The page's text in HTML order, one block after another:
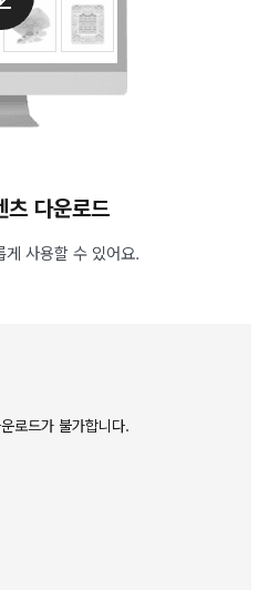
츠 다운로드
게 사용할 수 있어요.
로드가 불가합니다.